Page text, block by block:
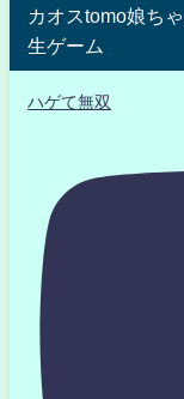
カオスtomo娘ち
生ゲーム
ハゲて無双